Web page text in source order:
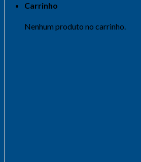
Carrinho
Nenhum produto no carrinho.